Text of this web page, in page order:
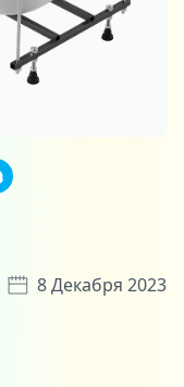
8 Декабря 2023